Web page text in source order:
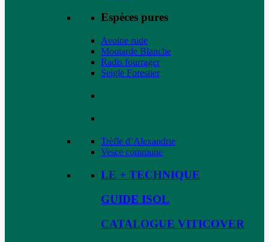
Espèces pures
Avoine rude
Moutarde Blanche
Radis fourrager
Seigle Forestier
Trèfle d’Alexandrie
Vesce commune
LE + TECHNIQUE
GUIDE ISOL
CATALOGUE VITICOVER